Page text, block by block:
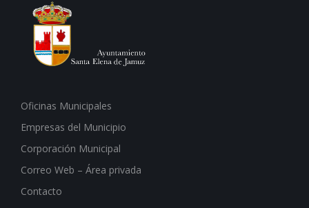
Oficinas Municipales
Empresas del Municipio
Corporación Municipal
Correo Web – Área privada
Contacto